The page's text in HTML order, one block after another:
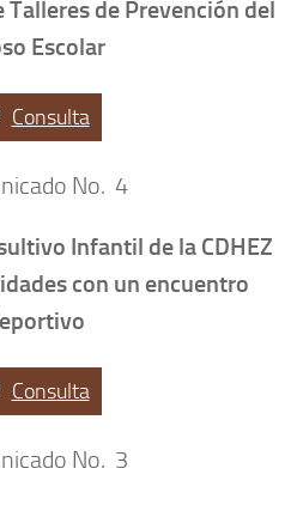
Talleres de Prevención del
Escolar
Consulta
No. 4
Infantil de la CDHEZ
con un encuentro
Consulta
No. 3